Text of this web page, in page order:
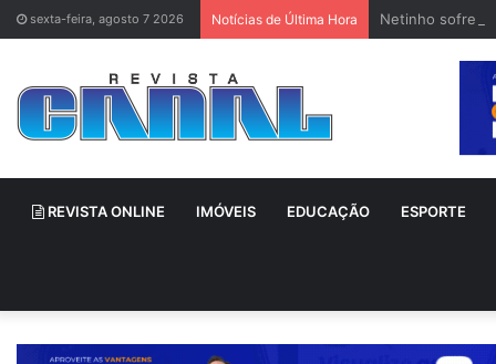
sexta-feira, agosto 7 2026 Notícias de Última Hora Netinho sofre
REVISTA ONLINE IMÓVEIS EDUCAÇÃO ESPORTE